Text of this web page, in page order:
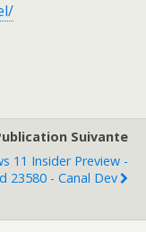
Suivante
11 Insider Preview -
23580 - Canal Dev